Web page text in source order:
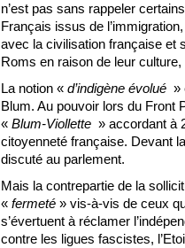
n’est pas sans rappeler
Français issus de
avec la civilisation française et
Roms en raison de leur culture,
La notion « d’indigène évolué »
Blum. Au pouvoir lors du Front
« Blum-Viollette » accordant à
citoyenneté française. Devant
discuté au parlement.
Mais la contrepartie de la
« fermeté » vis-à-vis de ceux
s’évertuent à réclamer
contre les ligues fascistes,